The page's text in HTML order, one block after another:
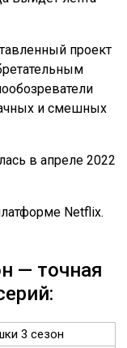
проект
и смешных
в апреле 2022
Netflix.
— точная
3 сезон